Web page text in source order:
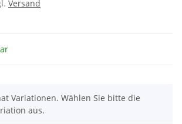
Versand
Variationen. Wählen Sie bitte die
aus.